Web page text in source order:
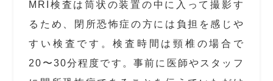
MRI検査は筒状の装置の中に入って撮影す
るため、閉所恐怖症の方には負担を感じや
すい検査です。検査時間は頸椎の場合で
20〜30分程度です。事前に医師やスタッフ